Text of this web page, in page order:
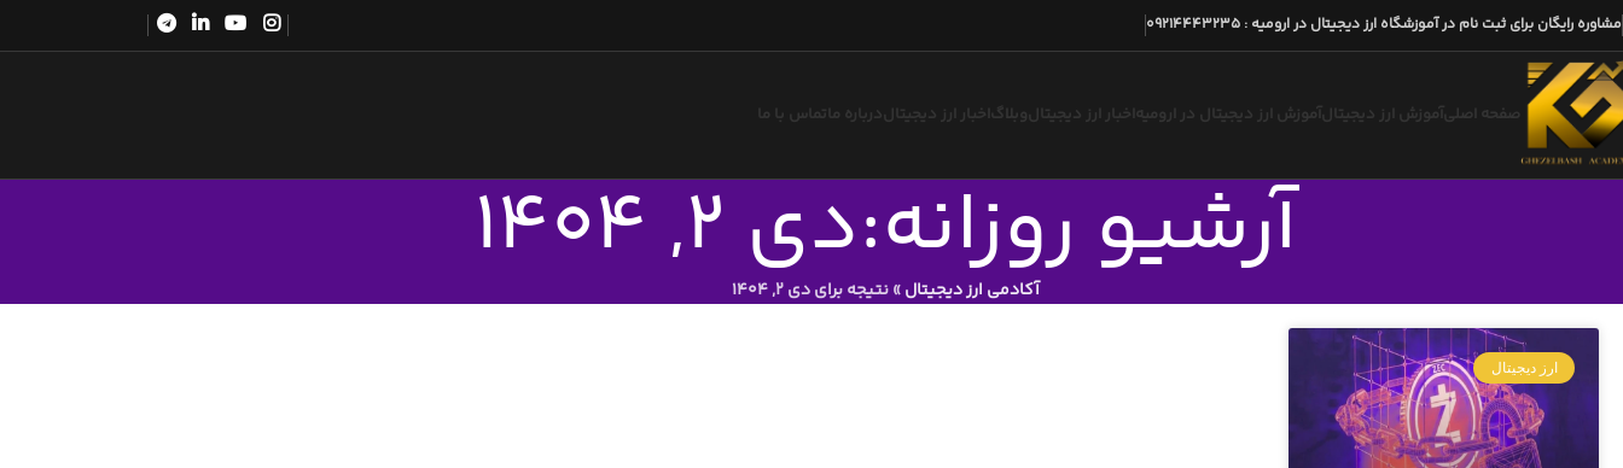
مشاوره رایگان برای ثبت نام در آموزشگاه ارز دیجیتال در ارومیه :
09214443235
صفحه اصلیآموزش ارز دیجیتالآموزش ارز دیجیتال در ارومیه اخبار ارز دیجیتالوبلاگ اخبار ارز دیجیتالدرباره ماتماس با ما
آرشیو روزانه:دی 2, 1404
آکادمی ارز دیجیتال»نتیجه برای دی 2, 1404
ارز دیجیتال